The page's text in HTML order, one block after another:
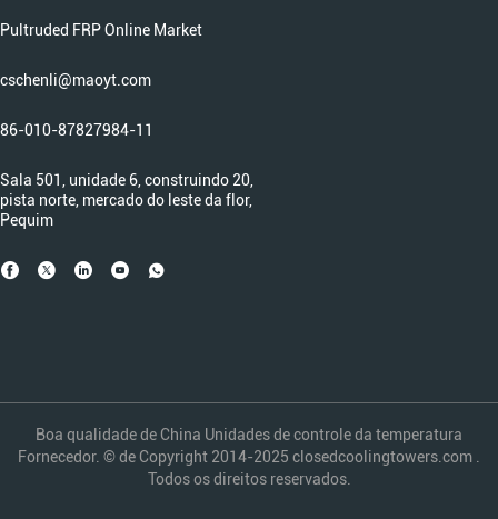
Pultruded FRP Online Market
cschenli@maoyt.com
86-010-87827984-11
Sala 501, unidade 6, construindo 20,
pista norte, mercado do leste da flor,
Pequim
Boa qualidade de China Unidades de controle da temperatura
Fornecedor. © de Copyright 2014-2025 closedcoolingtowers.com .
Todos os direitos reservados.